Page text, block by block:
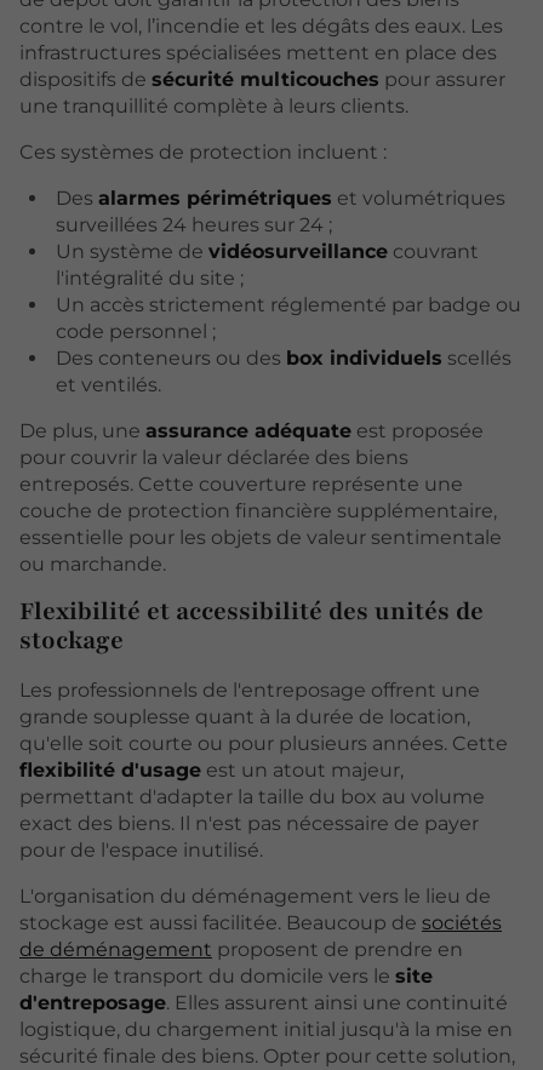
contre le vol, l’incendie et les dégâts des eaux. Les
infrastructures spécialisées mettent en place des
dispositifs de sécurité multicouches pour assurer
une tranquillité complète à leurs clients.
Ces systèmes de protection incluent :
Des alarmes périmétriques et volumétriques
surveillées 24 heures sur 24 ;
Un système de vidéosurveillancecouvrant
l'intégralité du site ;
Un accès strictement réglementé par badge ou
code personnel ;
Des conteneurs ou des box individuels scellés
et ventilés.
De plus, une assurance adéquate est proposée
pour couvrir la valeur déclarée des biens
entreposés. Cette couverture représente une
couche de protection financière supplémentaire,
essentielle pour les objets de valeur sentimentale
ou marchande.
Flexibilité et accessibilité des unités de
stockage
Les professionnels de l'entreposage offrent une
grande souplesse quant à la durée de location,
qu'elle soit courte ou pour plusieurs années. Cette
flexibilité d'usage est un atout majeur,
permettant d'adapter la taille du box au volume
exact des biens. Il n'est pas nécessaire de payer
pour de l'espace inutilisé.
L'organisation du déménagement vers le lieu de
stockage est aussi facilitée. Beaucoup de sociétés
de déménagement proposent de prendre en
charge le transport du domicile vers le site
d'entreposage. Elles assurent ainsi une continuité
logistique, du chargement initial jusqu'à la mise en
sécurité finale des biens. Opter pour cette solution,